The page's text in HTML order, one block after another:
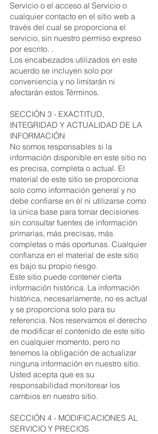
Servicio o el acceso al Servicio o
cualquier contacto en el sitio web a
través del cual se proporciona el
servicio, sin nuestro permiso expreso
por escrito. .
Los encabezados utilizados en este
acuerdo se incluyen solo por
conveniencia y no limitarán ni
afectarán estos Términos.
SECCIÓN 3 - EXACTITUD,
INTEGRIDAD Y ACTUALIDAD DE LA
INFORMACIÓN
No somos responsables si la
información disponible en este sitio no
es precisa, completa o actual. El
material de este sitio se proporciona
solo como información general y no
debe confiarse en él ni utilizarse como
la única base para tomar decisiones
sin consultar fuentes de información
primarias, más precisas, más
completas o más oportunas. Cualquier
confianza en el material de este sitio
es bajo su propio riesgo.
Este sitio puede contener cierta
información histórica. La información
histórica, necesariamente, no es actual
y se proporciona solo para su
referencia. Nos reservamos el derecho
de modificar el contenido de este sitio
en cualquier momento, pero no
tenemos la obligación de actualizar
ninguna información en nuestro sitio.
Usted acepta que es su
responsabilidad monitorear los
cambios en nuestro sitio.
SECCIÓN 4 - MODIFICACIONES AL
SERVICIO Y PRECIOS